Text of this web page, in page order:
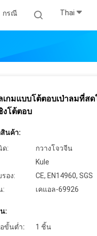
กรณี Thai
เกมแบบโต้ตอบเป่าลมที่ส
งโต้ตอบ
สินค้า:
ด:
กวางโจวจีน
Kule
อง:
CE, EN14960, SGS
:
เคแอล-69926
:
ขั้นต่ำ:
1 ชิ้น